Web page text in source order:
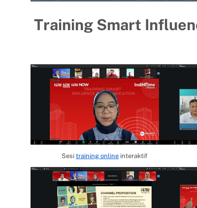
Training Smart
Sesi training online interaktif